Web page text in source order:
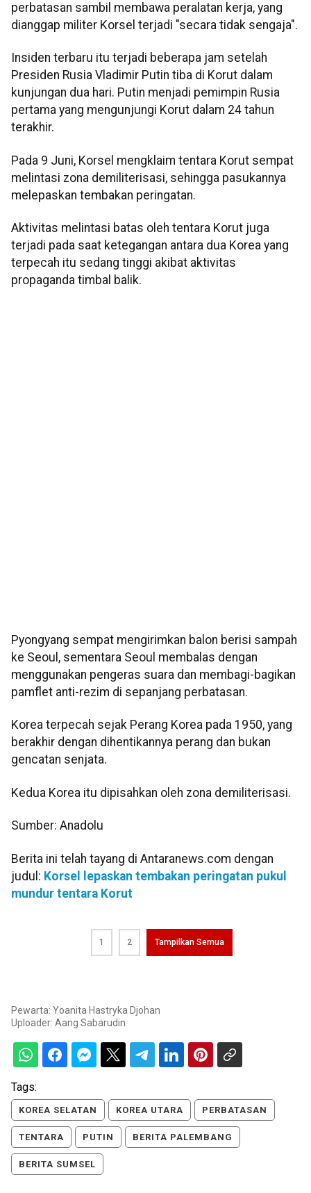
perbatasan sambil membawa peralatan kerja, yang
dianggap militer Korsel terjadi "secara tidak sengaja".
Insiden terbaru itu terjadi beberapa jam setelah
Presiden Rusia Vladimir Putin tiba di Korut dalam
kunjungan dua hari. Putin menjadi pemimpin Rusia
pertama yang mengunjungi Korut dalam 24 tahun
terakhir.
Pada 9 Juni, Korsel mengklaim tentara Korut sempat
melintasi zona demiliterisasi, sehingga pasukannya
melepaskan tembakan peringatan.
Aktivitas melintasi batas oleh tentara Korut juga
terjadi pada saat ketegangan antara dua Korea yang
terpecah itu sedang tinggi akibat aktivitas
propaganda timbal balik.
Pyongyang sempat mengirimkan balon berisi sampah
ke Seoul, sementara Seoul membalas dengan
menggunakan pengeras suara dan membagi-bagikan
pamflet anti-rezim di sepanjang perbatasan.
Korea terpecah sejak Perang Korea pada 1950, yang
berakhir dengan dihentikannya perang dan bukan
gencatan senjata.
Kedua Korea itu dipisahkan oleh zona demiliterisasi.
Sumber: Anadolu
Berita ini telah tayang di Antaranews.com dengan
judul: Korsel lepaskan tembakan peringatan pukul
mundur tentara Korut
1 2 Tampilkan Semua
Pewarta: Yoanita Hastryka Djohan
Uploader: Aang Sabarudin
Tags:
KOREA SELATAN KOREA UTARA PERBATASAN
TENTARA PUTIN BERITA PALEMBANG
BERITA SUMSEL